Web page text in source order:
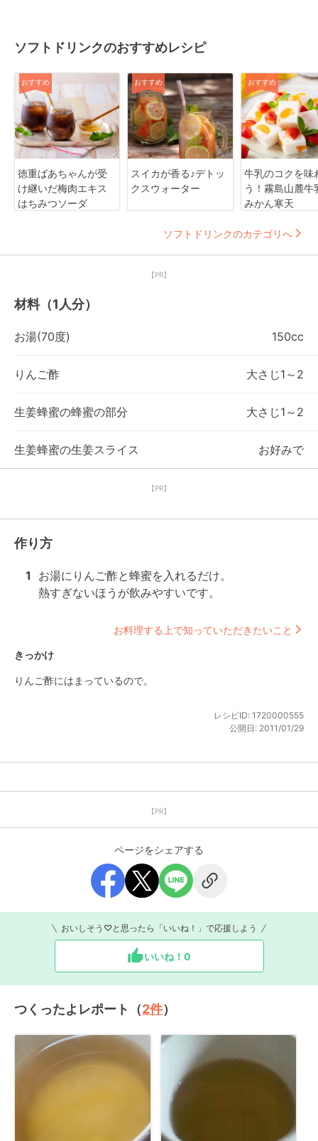
ソフトドリンクのおすすめレシピ
おすすめ
徳重ばあちゃんが受
け継いだ梅肉エキス
はちみつソーダ
おすすめ
スイカが香る♪デトッ
クスウォーター
おすすめ
牛乳のコクを味
う！霧島山麓牛
みかん寒天
ソフトドリンクのカテゴリへ
【PR】
材料（1人分）
お湯(70度) 150cc
りんご酢 大さじ1～2
生姜蜂蜜の蜂蜜の部分 大さじ1～2
生姜蜂蜜の生姜スライス お好みで
【PR】
作り方
1
お湯にりんご酢と蜂蜜を入れるだけ。
熱すぎないほうが飲みやすいです。
お料理する上で知っていただきたいこと
きっかけ
りんご酢にはまっているので。
レシピID: 1720000555
公開日: 2011/01/29
【PR】
ページをシェアする
おいしそう♡と思ったら「いいね！」で応援しよう
いいね！ 0
つくったよレポート（2件）